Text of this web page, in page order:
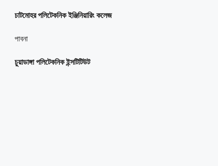
চাটমোহর পলিটেকনিক ইঞ্জিনিয়ারিং কলেজ
পাবনা
চুয়াডাঙ্গা পলিটেকনিক ইন্সটিটিউট